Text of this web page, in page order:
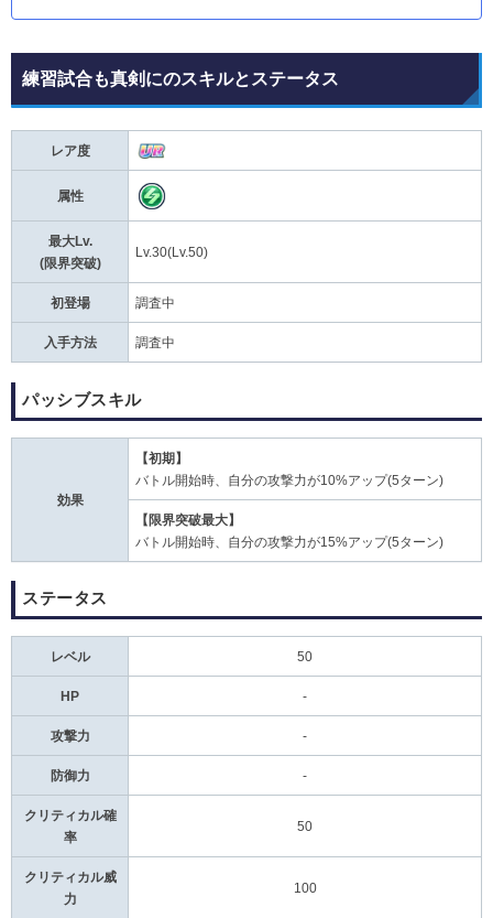
練習試合も真剣にのスキルとステータス
レア度
属性
最大Lv.
(限界突破)
Lv.30(Lv.50)
初登場 調査中
入手方法 調査中
パッシブスキル
効果
【初期】
バトル開始時、自分の攻撃力が10%アップ(5ターン)
【限界突破最大】
バトル開始時、自分の攻撃力が15%アップ(5ターン)
ステータス
レベル 50
HP -
攻撃力 -
防御力 -
クリティカル確
率
50
クリティカル威
力
100